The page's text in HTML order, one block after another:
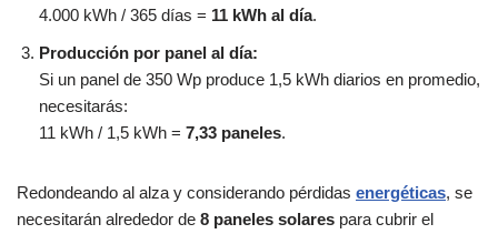
4.000 kWh / 365 días = 11 kWh al día.
Producción por panel al día:
Si un panel de 350 Wp produce 1,5 kWh diarios en promedio,
necesitarás:
11 kWh / 1,5 kWh = 7,33 paneles.
Redondeando al alza y considerando pérdidas energéticas, se
necesitarán alrededor de 8 paneles solares para cubrir el